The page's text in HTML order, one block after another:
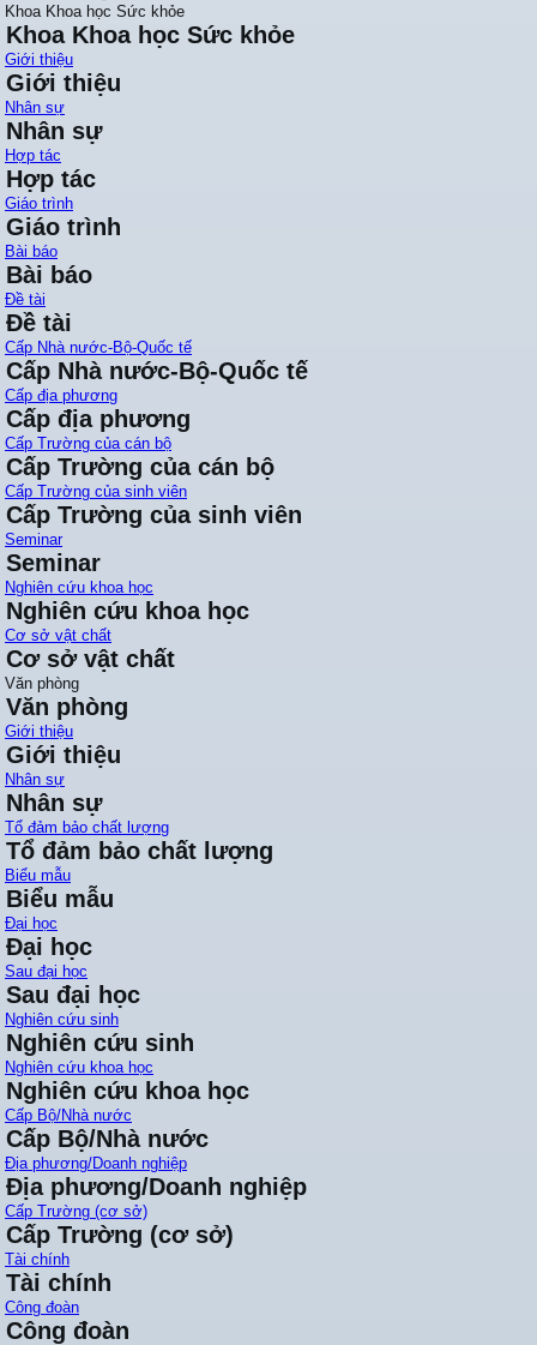
Khoa Khoa học Sức khỏe
Khoa Khoa học Sức khỏe
Giới thiệu
Giới thiệu
Nhân sự
Nhân sự
Hợp tác
Hợp tác
Giáo trình
Giáo trình
Bài báo
Bài báo
Đề tài
Đề tài
Cấp Nhà nước-Bộ-Quốc tế
Cấp Nhà nước-Bộ-Quốc tế
Cấp địa phương
Cấp địa phương
Cấp Trường của cán bộ
Cấp Trường của cán bộ
Cấp Trường của sinh viên
Cấp Trường của sinh viên
Seminar
Seminar
Nghiên cứu khoa học
Nghiên cứu khoa học
Cơ sở vật chất
Cơ sở vật chất
Văn phòng
Văn phòng
Giới thiệu
Giới thiệu
Nhân sự
Nhân sự
Tổ đảm bảo chất lượng
Tổ đảm bảo chất lượng
Biểu mẫu
Biểu mẫu
Đại học
Đại học
Sau đại học
Sau đại học
Nghiên cứu sinh
Nghiên cứu sinh
Nghiên cứu khoa học
Nghiên cứu khoa học
Cấp Bộ/Nhà nước
Cấp Bộ/Nhà nước
Địa phương/Doanh nghiệp
Địa phương/Doanh nghiệp
Cấp Trường (cơ sở)
Cấp Trường (cơ sở)
Tài chính
Tài chính
Công đoàn
Công đoàn